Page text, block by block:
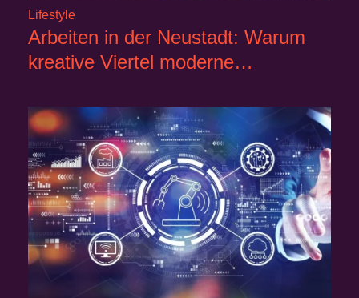
Lifestyle
Arbeiten in der Neustadt: Warum
kreative Viertel moderne…